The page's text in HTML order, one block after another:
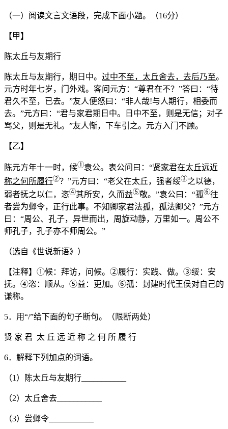
（一）阅读文言文语段，完成下面小题。（16分）
【甲】
陈太丘与友期行
陈太丘与友期行，期日中。 过中不至，太丘舍去，去后乃至。
元方时年七岁，门外戏。客问元方：“尊君在不？”答曰：“待
君久不至，已去。”友人便怒曰：“非人哉!与人期行，相委而
去。”元方曰：“君与家君期日中。日中不至，则是无信；对子
骂父，则是无礼。”友人惭，下车引之。元方入门不顾。
【乙】
陈元方年十一时，候①袁公。表公问曰：“贤家君在太丘远近
称之何所履行②？”元方曰：“老父在太丘，强者绥③之以德，
弱者抚之以仁，恣④其所安，久而益⑤敬。”袁公曰：“孤⑥往
者尝为邺令，正行此事。不知卿家君法孤，孤法卿父？”元方
曰：“周公、孔子，异世而出，周旋动静，万里如一。周公不
师孔子，孔子亦不师周公。”
（选自《世说新语》）
【注释】①候：拜访，问候。②履行：实践、做。③绥：安
抚。④恣：顺从。⑤益：更加。⑥孤：封建时代王侯对自己的
谦称。
5．用“/”给下面的句子断句。（限断两处）
贤 家 君 太 丘 远 近 称 之 何 所 履 行
6．解释下列加点的词语。
（1）陈太丘与友期行___________
（2）太丘舍去___________
（3）尝邺令___________